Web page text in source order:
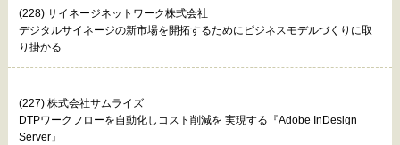
(228) サイネージネットワーク株式会社
デジタルサイネージの新市場を開拓するためにビジネスモデルづくりに取
り掛かる
(227) 株式会社サムライズ
DTPワークフローを自動化しコスト削減を 実現する『Adobe InDesign
Server』